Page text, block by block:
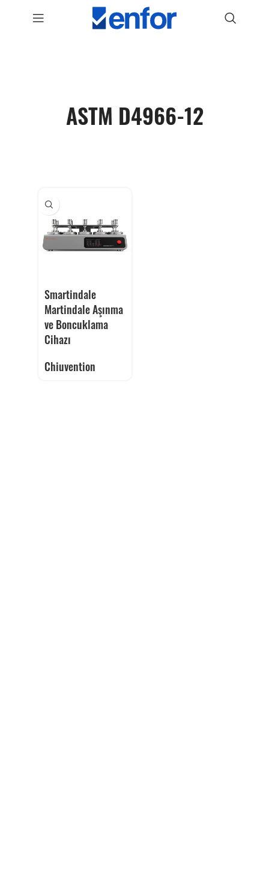
ASTM D4966-12
Smartindale
Martindale Aşınma
ve Boncuklama
Cihazı
Chiuvention